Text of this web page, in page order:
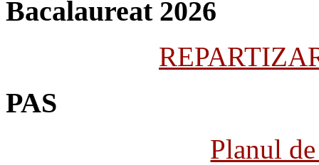
Bacalaureat 2026
PAS
Planul